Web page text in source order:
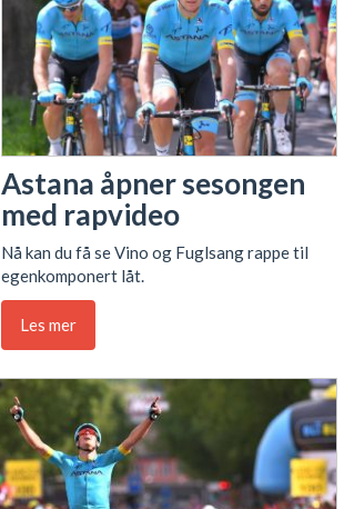
Astana åpner sesongen
med rapvideo
Nå kan du få se Vino og Fuglsang rappe til
egenkomponert låt.
Les mer